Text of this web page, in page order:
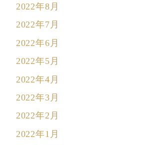
2022年8月
2022年7月
2022年6月
2022年5月
2022年4月
2022年3月
2022年2月
2022年1月